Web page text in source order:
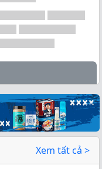
Xem tất cả >